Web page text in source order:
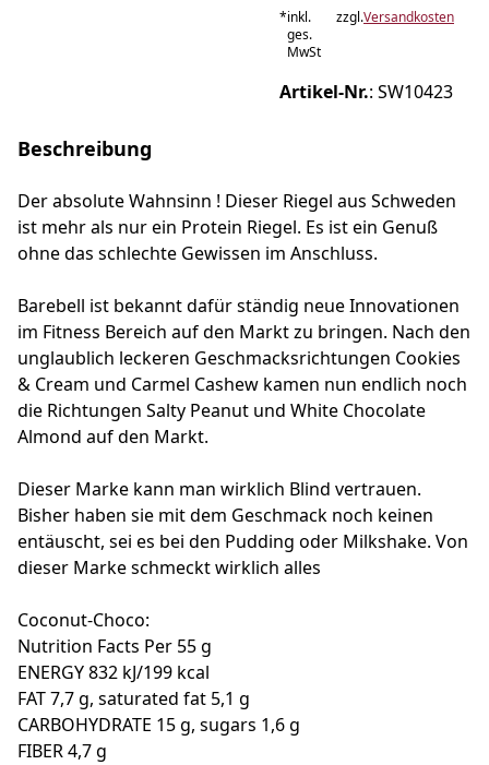
*inkl.
ges.
MwSt
zzgl.Versandkosten
Artikel-Nr.: SW10423
Beschreibung
Der absolute Wahnsinn ! Dieser Riegel aus Schweden
ist mehr als nur ein Protein Riegel. Es ist ein Genuß
ohne das schlechte Gewissen im Anschluss.
Barebell ist bekannt dafür ständig neue Innovationen
im Fitness Bereich auf den Markt zu bringen. Nach den
unglaublich leckeren Geschmacksrichtungen Cookies
& Cream und Carmel Cashew kamen nun endlich noch
die Richtungen Salty Peanut und White Chocolate
Almond auf den Markt.
Dieser Marke kann man wirklich Blind vertrauen.
Bisher haben sie mit dem Geschmack noch keinen
entäuscht, sei es bei den Pudding oder Milkshake. Von
dieser Marke schmeckt wirklich alles
Coconut-Choco:
Nutrition Facts Per 55 g
ENERGY 832 kJ/199 kcal
FAT 7,7 g, saturated fat 5,1 g
CARBOHYDRATE 15 g, sugars 1,6 g
FIBER 4,7 g